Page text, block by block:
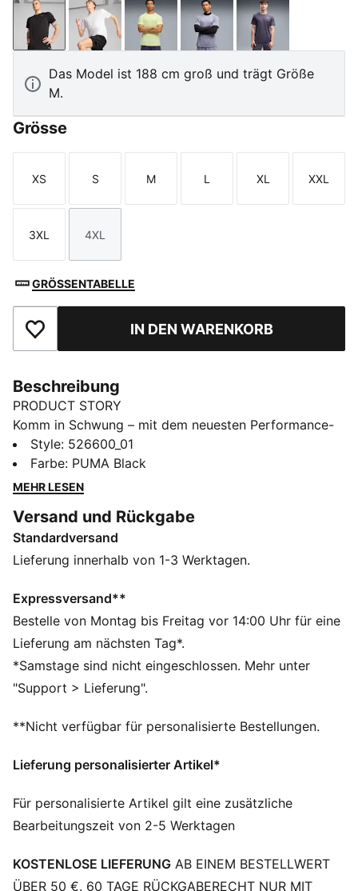
PUMA BlackPUMA WhiteApple SpritzGray Sky Inky Depths
Das Model ist 188 cm groß und trägt Größe
M.
Grösse
Größe
XS
Größe
S
Größe
M
Größe
L
Größe
XL
Größe
XXL
Größe
3XL
Größe
4XL
GRÖSSENTABELLE
Zu Favoriten hinzufügenIN DEN WARENKORB
Beschreibung
PRODUCT STORY
Komm in Schwung – mit dem neuesten Performance-
T-Shirt von PUMA. Die dryCELL Technologie hält dich
trocken, die ergonomische Schnittführung sorgt für
maximale Bewegungsfreiheit und die Flatlock-Nähte
Gesundheitsenthusiasten, die bei jedem Lauf Style und
Funktion wollen.
FEATURES + VORTEILE
ausgenommen
dryCELL: Performance-Technologie, die Feuchtigkeit
vom Körper ableitet und dafür sorgt, dass du beim
Training schweißfrei bleibst
DETAILS
Regular Fit
Reguläre Länge
PUMA Branding-Details
Style: 526600_01
Farbe: PUMA Black
MEHR LESEN
Versand und Rückgabe
Standardversand
Lieferung innerhalb von 1-3 Werktagen.
Expressversand**
Bestelle von Montag bis Freitag vor 14:00 Uhr für eine
Lieferung am nächsten Tag*.
*Samstage sind nicht eingeschlossen. Mehr unter
"Support > Lieferung".
**Nicht verfügbar für personalisierte Bestellungen.
Lieferung personalisierter Artikel*
Für personalisierte Artikel gilt eine zusätzliche
Bearbeitungszeit von 2-5 Werktagen
KOSTENLOSE LIEFERUNG AB EINEM BESTELLWERT
ÜBER 50 €. 60 TAGE RÜCKGABERECHT NUR MIT